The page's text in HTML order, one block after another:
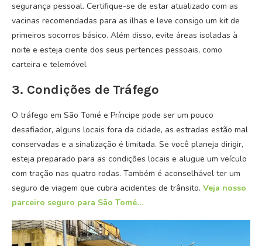
segurança pessoal. Certifique-se de estar atualizado com as
vacinas recomendadas para as ilhas e leve consigo um kit de
primeiros socorros básico. Além disso, evite áreas isoladas à
noite e esteja ciente dos seus pertences pessoais, como
carteira e telemóvel
3. Condições de Tráfego
O tráfego em São Tomé e Príncipe pode ser um pouco
desafiador, alguns locais fora da cidade, as estradas estão mal
conservadas e a sinalização é limitada. Se você planeja dirigir,
esteja preparado para as condições locais e alugue um veículo
com tração nas quatro rodas. Também é aconselhável ter um
seguro de viagem que cubra acidentes de trânsito. Veja nosso
parceiro seguro para São Tomé…